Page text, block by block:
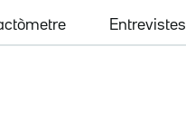
Entrevistes